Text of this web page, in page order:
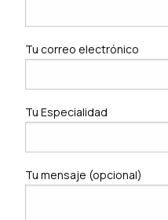
Tu correo electrónico
Tu Especialidad
Tu mensaje (opcional)